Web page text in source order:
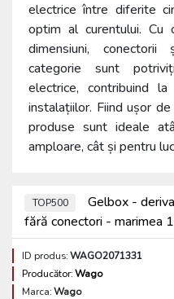
electrice între diferite
optim al curentului.
dimensiuni,
categorie sunt
electrice, contribuind
instalațiilor. Fiind ușor
produse sunt ideale
amploare, cât și pentru
TOP500
Gelbox -
fără conectori - marimea
ID produs:WAGO2071331
Producător:Wago
Marca:Wago